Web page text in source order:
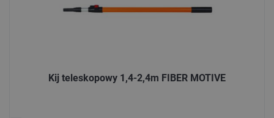
Kij teleskopowy 1,4-2,4m FIBER MOTIVE